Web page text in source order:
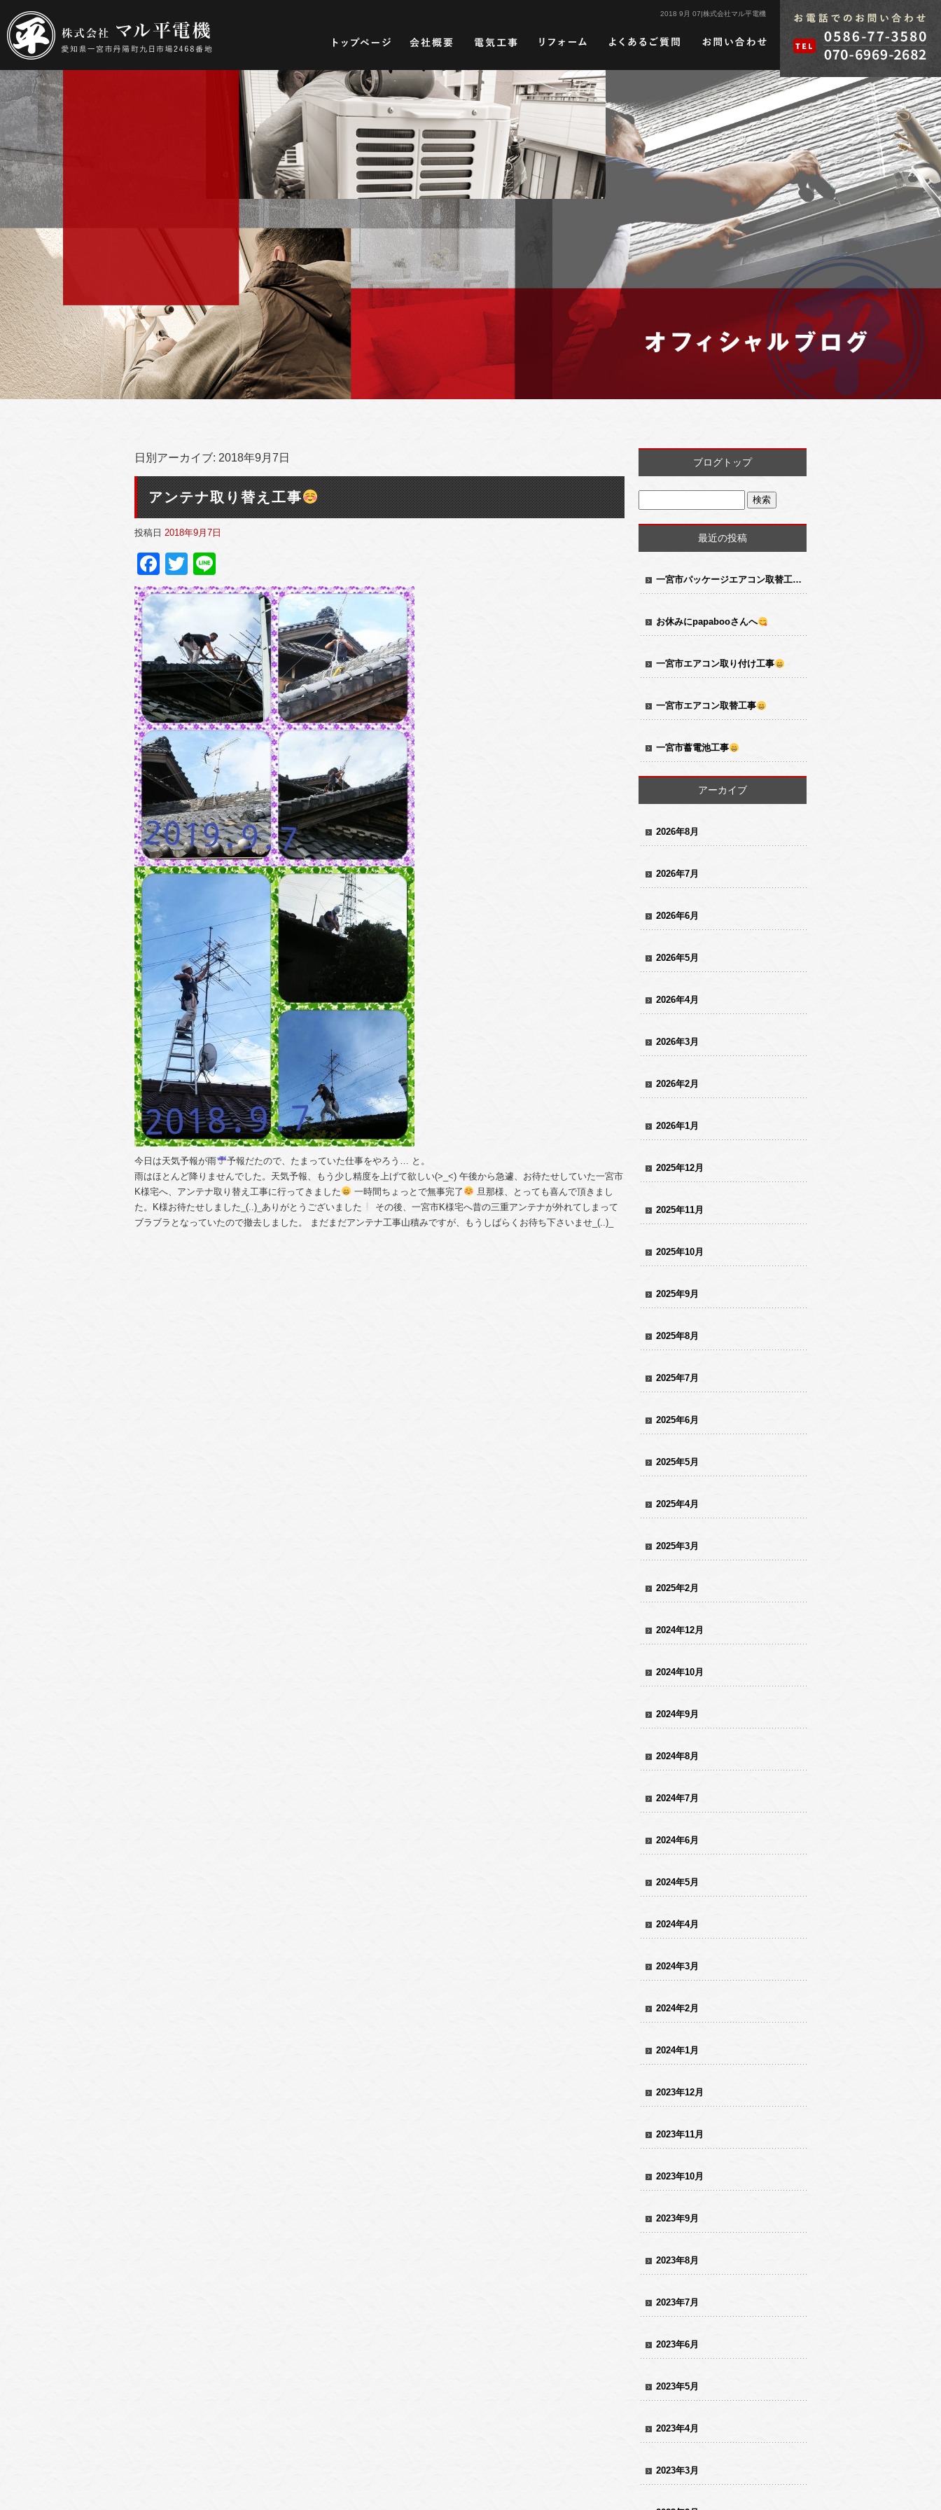
2018 9月 07|株式会社マル平電機
日別アーカイブ: 2018年9月7日
アンテナ取り替え工事
投稿日 2018年9月7日
Facebook
Twitter
今日は天気予報が雨
予報だたので、たまっていた仕事をやろう… と。
雨はほとんど降りませんでした。天気予報、もう少し精度を上げて欲しい(>_<) 午後から急遽、お待たせしていた一宮市
K様宅へ、アンテナ取り替え工事に行ってきました
一時間ちょっとで無事完了
旦那様、とっても喜んで頂きまし
た。K様お待たせしました_(..)_ありがとうございました
その後、一宮市K様宅へ昔の三重アンテナが外れてしまって
ブラブラとなっていたので撤去しました。 まだまだアンテナ工事山積みですが、もうしばらくお待ち下さいませ_(..)_
ブログトップ
最近の投稿
一宮市パッケージエアコン取替工事
お休みにpapabooさんへ
一宮市エアコン取り付け工事
一宮市エアコン取替工事
一宮市蓄電池工事
アーカイブ
2026年8月
2026年7月
2026年6月
2026年5月
2026年4月
2026年3月
2026年2月
2026年1月
2025年12月
2025年11月
2025年10月
2025年9月
2025年8月
2025年7月
2025年6月
2025年5月
2025年4月
2025年3月
2025年2月
2024年12月
2024年10月
2024年9月
2024年8月
2024年7月
2024年6月
2024年5月
2024年4月
2024年3月
2024年2月
2024年1月
2023年12月
2023年11月
2023年10月
2023年9月
2023年8月
2023年7月
2023年6月
2023年5月
2023年4月
2023年3月